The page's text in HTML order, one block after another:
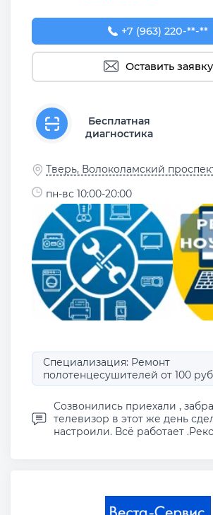
+7 (963) 220-12-19
+7 (963) 220-**-**
Оставить заявку
Бесплатная
диагностика
Тверь, Волоколамский
пн-вс 10:00-20:00
Специализация: Ремонт
полотенцесушителей от 100
Созвонились приехали ,
телевизор в этот же день
настроили. Всё работает